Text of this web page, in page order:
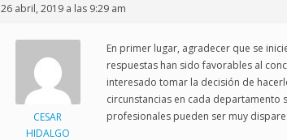
26 abril, 2019 a las 9:29 am
CESAR
HIDALGO
En primer lugar, agradecer que se
respuestas han sido favorables al
interesado tomar la decisión de
circunstancias en cada departamento
profesionales pueden ser muy